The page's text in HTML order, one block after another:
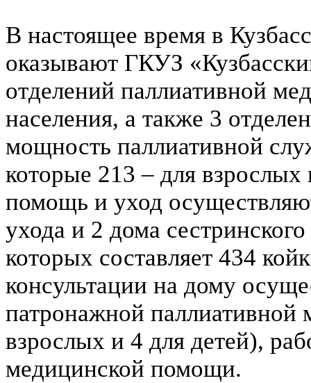
В настоящее время в
оказывают ГКУЗ
отделений паллиативной
населения, а также 3
мощность паллиативной
которые 213 – для
помощь и уход
ухода и 2 дома
которых составляет 434
консультации на дому
патронажной
взрослых и 4 для детей),
медицинской помощи.